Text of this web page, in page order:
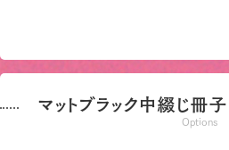
マットブラック中綴じ冊
Options